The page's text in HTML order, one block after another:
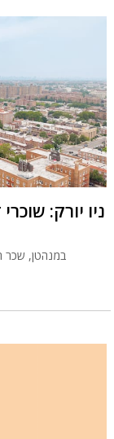
ניו יורק:
במנהטן, שכר